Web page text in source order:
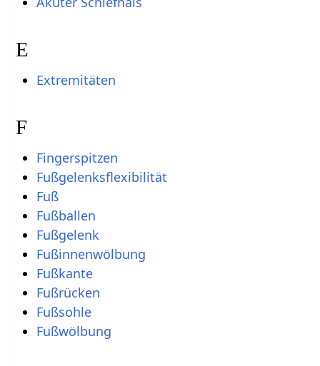
E
Extremitäten
F
Fingerspitzen
Fußgelenksflexibilität
Fuß
Fußballen
Fußgelenk
Fußinnenwölbung
Fußkante
Fußrücken
Fußsohle
Fußwölbung